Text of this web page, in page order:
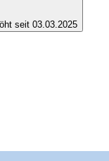
seit 03.03.2025